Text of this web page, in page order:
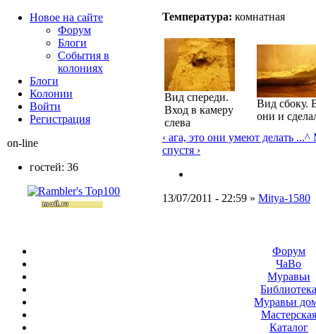
Температура: комнатная
Вид спереди.
Вход в камеру
слева
Вид сбоку.
они и
‹ ага, это они умеют делать ...^
спустя ›
13/07/2011 - 22:59 » Mitya-1580
Новое на сайте
Форум
Блоги
События в
колониях
Блоги
Колонии
Войти
Peгиcтpaция
on-line
гостей: 36
Форум
ЧаВо
Муравьи
Муравьи
Мастерская
Каталог